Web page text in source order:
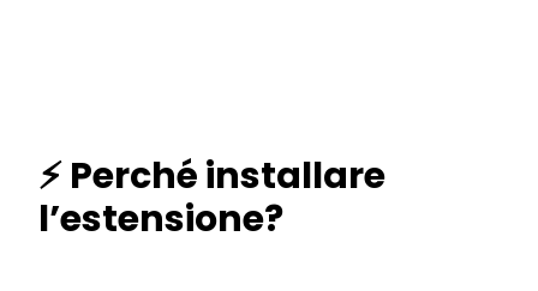
⚡ Perché installare
l’estensione?